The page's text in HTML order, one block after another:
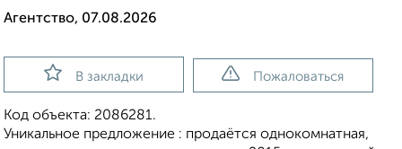
Агентство, 07.08.2026
В закладки Пожаловаться
Код объекта: 2086281.
Уникальное предложение : продаётся однокомнатная,